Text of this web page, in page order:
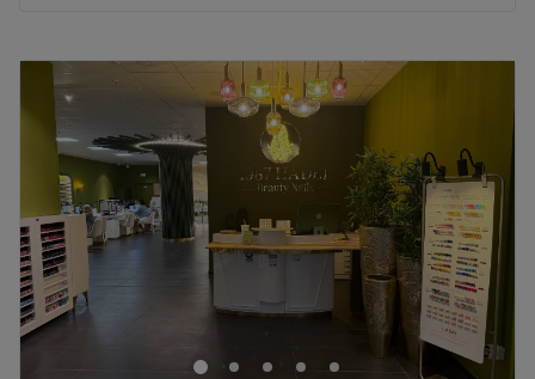
Dienstag
10:00
Mittwoch
10:00
Donnerstag
Freitag
10:00–18:30
Samstag
10:00–17:00
Sonntag
Geschlossen
Willkommen im Pearl Beauty Studio – deinem modernen
Beauty- und Wohlfühlstudio in Wiesbaden. ✨
Bei Pearl Beauty Studio stehen Schönheit, Entspannung
und professionelle Behandlungen im Mittelpunkt. In einer